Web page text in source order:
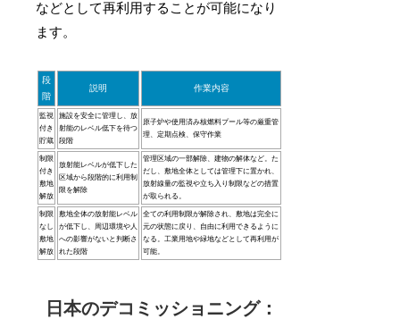
などとして再利用することが可能になり
ます。
段
階
説明 作業内容
監視
付き
貯蔵
施設を安全に管理し、放
射能のレベル低下を待つ
段階
原子炉や使用済み核燃料プール等の厳重管
理、定期点検、保守作業
制限
付き
敷地
解放
放射能レベルが低下した
区域から段階的に利用制
限を解除
管理区域の一部解除、建物の解体など。た
だし、敷地全体としては管理下に置かれ、
放射線量の監視や立ち入り制限などの措置
が取られる。
制限
なし
敷地
解放
敷地全体の放射能レベル
が低下し、周辺環境や人
への影響がないと判断さ
れた段階
全ての利用制限が解除され、敷地は完全に
元の状態に戻り、自由に利用できるように
なる。工業用地や緑地などとして再利用が
可能。
日本のデコミッショニング：